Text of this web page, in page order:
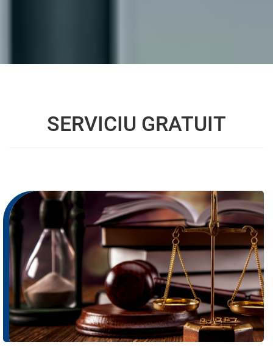
SERVICIU GRATUIT